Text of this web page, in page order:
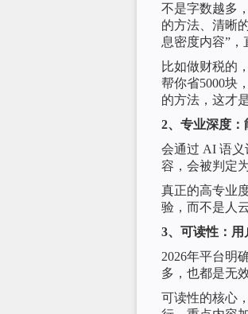
不是字数越多
的方法、清晰
息密度内容”，
比如做财税的
帮你省5000块
的方法，这才
2、专业深度
会通过 AI 语
容，会被判定
真正的高专业
验，而不是人
3、可读性：用
2026年平台明
多，也都是无
可读性的核心